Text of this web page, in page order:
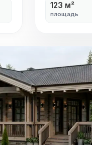
123 м²
площадь